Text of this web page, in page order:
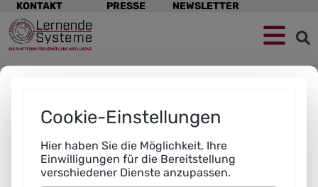
Zur
Navigation
springen
Zum
Hauptinhalt
springen
Zum
Footer
springen
Navigation
überspringen
KONTAKT PRESSE NEWSLETTER
Bedrohung: Umfunktionieren eines autonomen Fahrzeugs zur
Mitglieder einer terroristischen Organisation versuchen,
manipulieren. Sie haben die technische Schnittstelle im
Visier, mit der autonome Fahrzeuge untereinander sowie
Cookie-Einstellungen
Hier haben Sie die Möglichkeit, Ihre
Einwilligungen für die Bereitstellung
verschiedener Dienste anzupassen.